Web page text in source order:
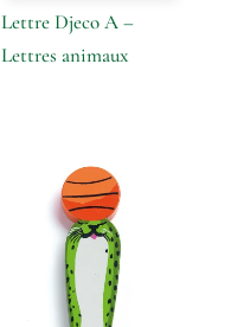
Lettre Djeco A –
Lettres animaux